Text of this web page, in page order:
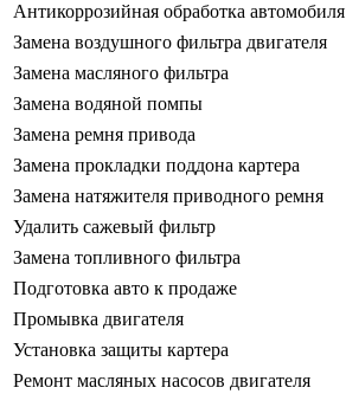
Антикоррозийная обработка автомобиля
Замена воздушного фильтра двигателя
Замена масляного фильтра
Замена водяной помпы
Замена ремня привода
Замена прокладки поддона картера
Замена натяжителя приводного ремня
Удалить сажевый фильтр
Замена топливного фильтра
Подготовка авто к продаже
Промывка двигателя
Установка защиты картера
Ремонт масляных насосов двигателя